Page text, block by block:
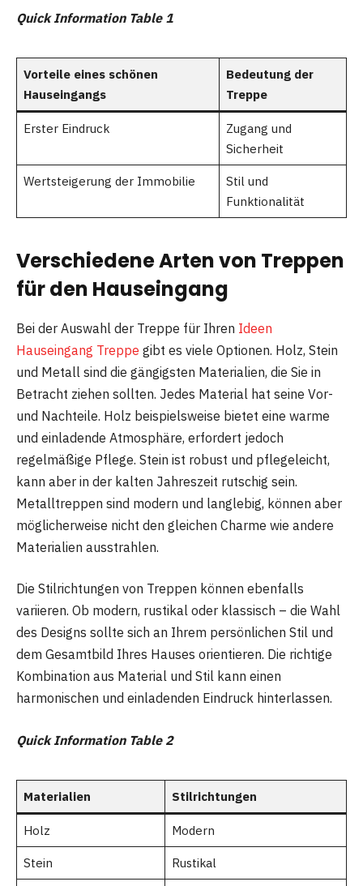
Quick Information Table 1
Vorteile eines schönen
Hauseingangs
Bedeutung der
Treppe
Erster Eindruck
Zugang und
Sicherheit
Wertsteigerung der Immobilie
Stil und
Funktionalität
Verschiedene Arten von Treppen
für den Hauseingang
Bei der Auswahl der Treppe für Ihren Ideen
Hauseingang Treppe gibt es viele Optionen. Holz, Stein
und Metall sind die gängigsten Materialien, die Sie in
Betracht ziehen sollten. Jedes Material hat seine Vor-
und Nachteile. Holz beispielsweise bietet eine warme
und einladende Atmosphäre, erfordert jedoch
regelmäßige Pflege. Stein ist robust und pflegeleicht,
kann aber in der kalten Jahreszeit rutschig sein.
Metalltreppen sind modern und langlebig, können aber
möglicherweise nicht den gleichen Charme wie andere
Materialien ausstrahlen.
Die Stilrichtungen von Treppen können ebenfalls
variieren. Ob modern, rustikal oder klassisch – die Wahl
des Designs sollte sich an Ihrem persönlichen Stil und
dem Gesamtbild Ihres Hauses orientieren. Die richtige
Kombination aus Material und Stil kann einen
harmonischen und einladenden Eindruck hinterlassen.
Quick Information Table 2
Materialien Stilrichtungen
Holz Modern
Stein Rustikal